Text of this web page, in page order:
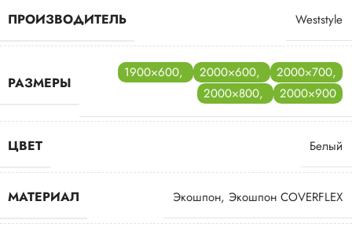
ПРОИЗВОДИТЕЛЬ Weststyle
РАЗМЕРЫ
1900×600, 2000×600, 2000×700,
2000×800, 2000×900
ЦВЕТ Белый
МАТЕРИАЛ Экошпон, Экошпон COVERFLEX